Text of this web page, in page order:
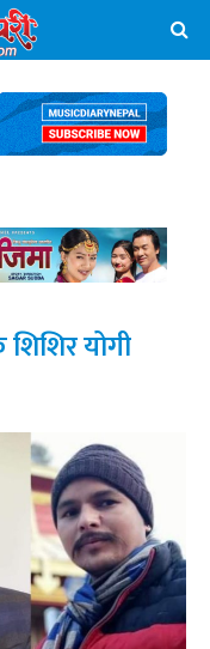
शिशिर योगी